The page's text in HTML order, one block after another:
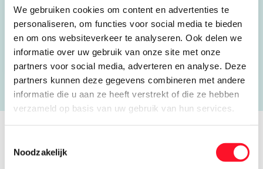
We gebruiken cookies om content en advertenties te
personaliseren, om functies voor social media te bieden
en om ons websiteverkeer te analyseren. Ook delen we
informatie over uw gebruik van onze site met onze
partners voor social media, adverteren en analyse. Deze
partners kunnen deze gegevens combineren met andere
informatie die u aan ze heeft verstrekt of die ze hebben
verzameld op basis van uw gebruik van hun services.
Noodzakelijk
088 505 0300
kimberly.vos@kemkens.nl
Open website
Verhalen van koele kikkers